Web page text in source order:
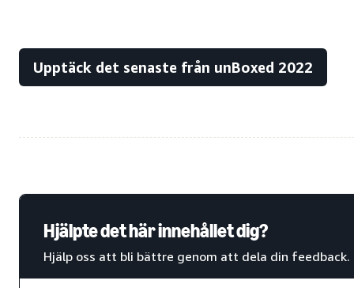
Upptäck det senaste från unBoxed 2022
Hjälpte det här innehållet dig?
Hjälp oss att bli bättre genom att dela din feedback.